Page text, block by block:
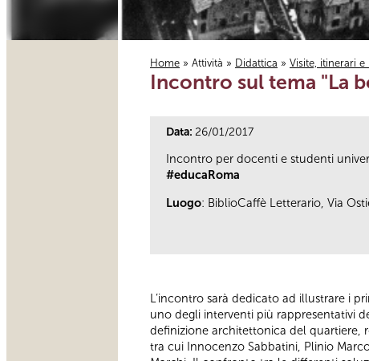
Tu sei qui
Home » Attività » Didattica » Visite, itinerari e
Incontro sul tema "La
Data: 26/01/2017
Incontro per docenti e studenti
#educaRoma
Luogo: BiblioCaffè Letterario, Via
L’incontro sarà dedicato ad illustrare i
uno degli interventi più rappresentativi
definizione architettonica del quartiere,
tra cui Innocenzo Sabbatini, Plinio